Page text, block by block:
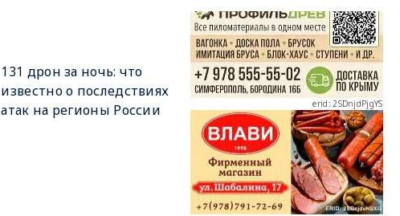
131 дрон за ночь: что
известно о последствиях
атак на регионы России
erid: 2SDnjdPjgYS
erid: 2SDnjdvhGXG